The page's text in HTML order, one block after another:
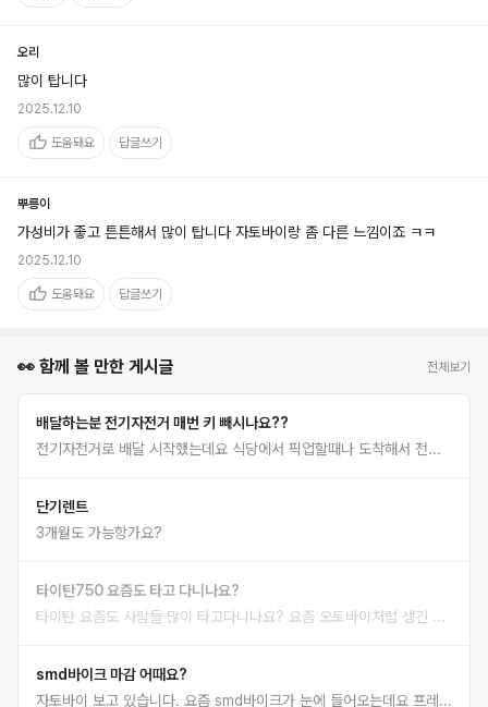
오리
많이 탑니다
2025.12.10
도움돼요 답글쓰기
뿌릉이
가성비가 좋고 튼튼해서 많이 탑니다 자토바이랑 좀 다른 느낌이죠 ㅋㅋ
2025.12.10
도움돼요 답글쓰기
👀 함께 볼 만한 게시글 전체보기
배달하는분 전기자전거 매번 키 빼시나요??
전기자전거로 배달 시작했는데요 식당에서 픽업할때나 도착해서 전달할 때 매번 키 빼시나요?? 번거로운데 도난 때문에 걱정되어서요
단기렌트
3개월도 가능항가요?
타이탄750 요즘도 타고 다니나요?
타이탄 요즘도 사람들 많이 타고다니나요? 요즘 오토바이처럼 생긴 것을 많이 타는 것같아서요.
smd바이크 마감 어때요?
자토바이 보고 있습니다. 요즘 smd바이크가 눈에 들어오는데요 프레임 뽀각 이슈 없는지랑 마감 디테일 어떤지 궁금해요. 디자인이 넘 맘에 들어서요